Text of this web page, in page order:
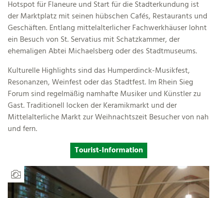
Hotspot für Flaneure und Start für die Stadterkundung ist
der Marktplatz mit seinen hübschen Cafés, Restaurants und
Geschäften. Entlang mittelalterlicher Fachwerkhäuser lohnt
ein Besuch von St. Servatius mit Schatzkammer, der
ehemaligen Abtei Michaelsberg oder des Stadtmuseums.
Kulturelle Highlights sind das Humperdinck-Musikfest,
Resonanzen, Weinfest oder das Stadtfest. Im Rhein Sieg
Forum sind regelmäßig namhafte Musiker und Künstler zu
Gast. Traditionell locken der Keramikmarkt und der
Mittelalterliche Markt zur Weihnachtszeit Besucher von nah
und fern.
Tourist-Information